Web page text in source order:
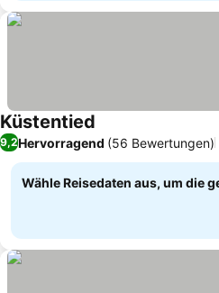
Küstentied
9,2Hervorragend (56 Bewertungen)
Wähle Reisedaten aus, um die